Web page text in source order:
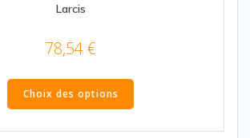
Larcis
78,54€
Choix des options
Ce
a
plusieurs